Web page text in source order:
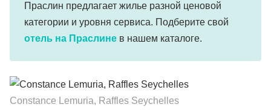
Праслин предлагает жилье разной ценовой
категории и уровня сервиса. Подберите свой
отель на Праслине в нашем каталоге.
Constance Lemuria, Raffles Seychelles